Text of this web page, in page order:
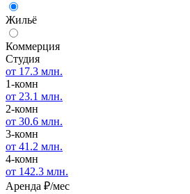
Жильё
Коммерция
Студия
от 17.3 млн.
1-комн
от 23.1 млн.
2-комн
от 30.6 млн.
3-комн
от 41.2 млн.
4-комн
от 142.3 млн.
Аренда ₽/мес